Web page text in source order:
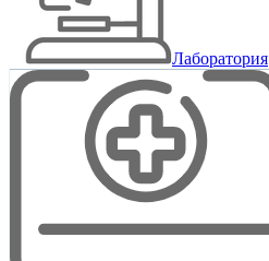
Лаборатория